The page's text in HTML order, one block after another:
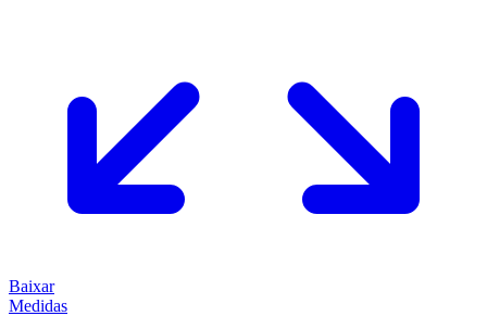
Baixar
Medidas